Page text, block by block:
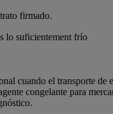
firmado.
lo suficientement frío
cuando el transporte de
congelante para